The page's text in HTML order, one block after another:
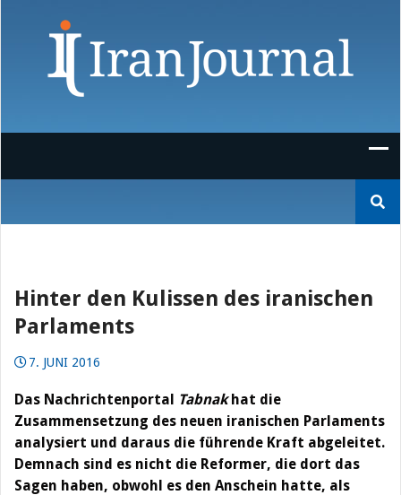
nach:
Hinter den Kulissen des iranischen
Parlaments
7. JUNI 2016
Das Nachrichtenportal Tabnakhat die
Zusammensetzung des neuen iranischen Parlaments
analysiert und daraus die führende Kraft abgeleitet.
Demnach sind es nicht die Reformer, die dort das
Sagen haben, obwohl es den Anschein hatte, als